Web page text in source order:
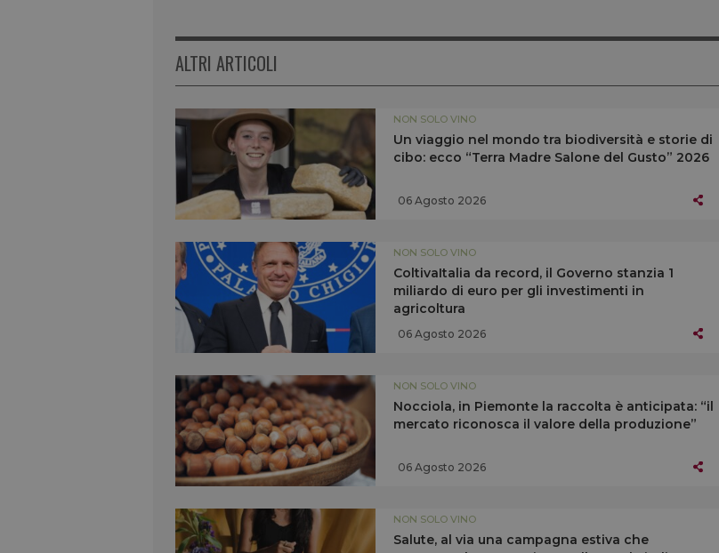
ALTRI ARTICOLI
NON SOLO VINO
Un viaggio nel mondo tra biodiversità e storie di
cibo: ecco “Terra Madre Salone del Gusto” 2026
06 Agosto 2026
NON SOLO VINO
ColtivaItalia da record, il Governo stanzia 1
miliardo di euro per gli investimenti in
agricoltura
06 Agosto 2026
NON SOLO VINO
Nocciola, in Piemonte la raccolta è anticipata: “il
mercato riconosca il valore della produzione”
06 Agosto 2026
NON SOLO VINO
Salute, al via una campagna estiva che